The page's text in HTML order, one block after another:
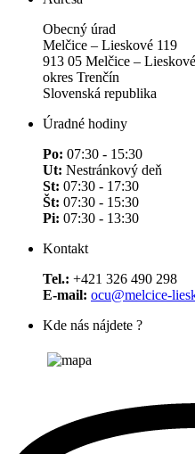
Obecný úrad
Melčice – Lieskové 119
913 05 Melčice – Lieskové
okres Trenčín
Slovenská republika
Úradné hodiny
Po: 07:30 - 15:30
Ut: Nestránkový deň
St: 07:30 - 17:30
Št: 07:30 - 15:30
Pi: 07:30 - 13:30
Kontakt
Tel.: +421 326 490 298
E-mail: ocu@melcice-
Kde nás nájdete ?